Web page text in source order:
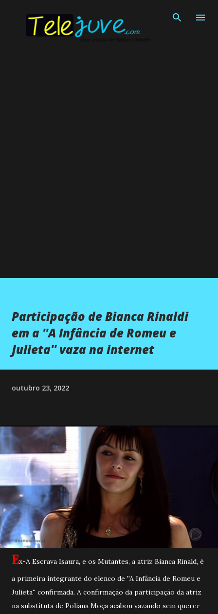
Participação de Bianca Rinaldi
em a ''A Infância de Romeu e
Julieta'' vaza na internet
outubro 23, 2022
Ex-A Escrava Isaura, e os Mutantes, a atriz Bianca Rinald, é
a primeira integrante do elenco de ''A Infância de Romeu e
Julieta'' confirmada. A confirmação da participação da atriz
na substituta de Poliana Moça acabou vazando sem querer